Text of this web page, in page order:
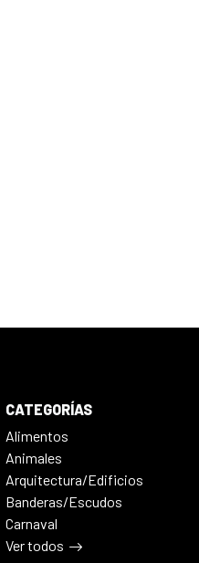
CATEGORÍAS
Alimentos
Animales
Arquitectura/Edificios
Banderas/Escudos
Carnaval
Ver todos